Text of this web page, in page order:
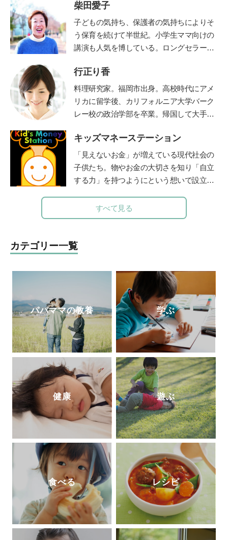
柴田愛子
子どもの気持ち、保護者の気持ちによりそ
う保育を続けて半世紀。小学生ママ向けの
講演も人気を博している。ロングセラー絵
どものみかた 春夏秋冬』（福音館書
店）、『あなたが自分らしく生きれば、子
どもは幸せに育ちます』（小学館）、親向
けに『保育歴50年！愛子さんの子育てお悩
は、「みんなの学校」の木村泰子さんとの
対談『保育も教育も「教える」から「学
び」に変わらなきゃ』（小学館）。「りん
ごの木」HP
http://ringono-ki.org/
行正り香
料理研究家。福岡市出身。高校時代にアメ
リカに留学後、カリフォルニア大学バーク
レー校の政治学部を卒業。帰国して大手広
職後は「なるほど！エージェント」を立ち
上げ、料理家としても、テレビや雑誌など
で幅広く活躍中。現在は英話学習アプリ開
発「 カラオケEnglish 」なども手がける。
テリア』（ともに講談社）など、著書は50
冊以上。また、献立づくりの悩みを解決す
レシピ提案やコラムや料理のコツを動画で
配信している。
キッズマネーステーション
「見えないお金」が増えている現代社会の
子供たち。物やお金の大切さを知り「自立
する力」を持つようにという想いで設立。
や学校などを中心に、お金教育・キャリア
教育の授業や講演を行う。2018年までに11
nsenkyouiku.com/
すべて見る
カテゴリー一覧
パパママの教養 学ぶ
健康 遊ぶ
食べる レシピ